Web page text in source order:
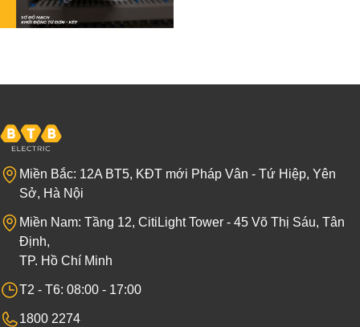
Miền Bắc: 12A BT5, KĐT mới Pháp Vân - Tứ Hiệp, Yên
Sở, Hà Nội
Miền Nam: Tầng 12, CitiLight Tower - 45 Võ Thị Sáu, Tân
Định,
TP. Hồ Chí Minh
T2 - T6: 08:00 - 17:00
1800 2274